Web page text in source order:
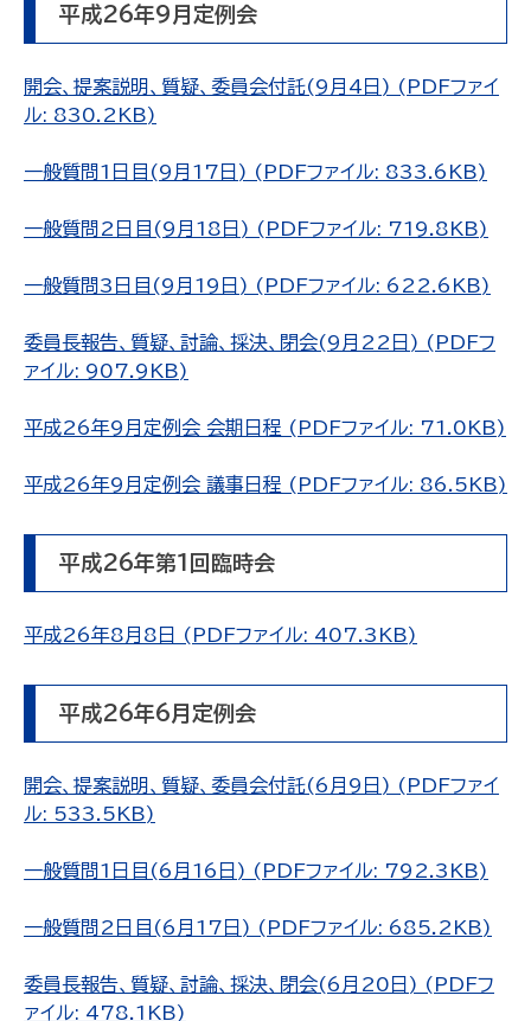
平成26年9月定例会
開会、提案説明、質疑、委員会付託(9月4日) (PDFファイ
ル: 830.2KB)
一般質問1日目(9月17日) (PDFファイル: 833.6KB)
一般質問2日目(9月18日) (PDFファイル: 719.8KB)
一般質問3日目(9月19日) (PDFファイル: 622.6KB)
委員長報告、質疑、討論、採決、閉会(9月22日) (PDFフ
ァイル: 907.9KB)
平成26年9月定例会 会期日程 (PDFファイル: 71.0KB)
平成26年9月定例会 議事日程 (PDFファイル: 86.5KB)
平成26年第1回臨時会
平成26年8月8日 (PDFファイル: 407.3KB)
平成26年6月定例会
開会、提案説明、質疑、委員会付託(6月9日) (PDFファイ
ル: 533.5KB)
一般質問1日目(6月16日) (PDFファイル: 792.3KB)
一般質問2日目(6月17日) (PDFファイル: 685.2KB)
委員長報告、質疑、討論、採決、閉会(6月20日) (PDFフ
ァイル: 478.1KB)